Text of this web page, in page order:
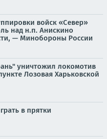
войск «Север»
над н.п. Анискино
— Минобороны России
уничтожил локомотив
Лозовая Харьковской
в прятки